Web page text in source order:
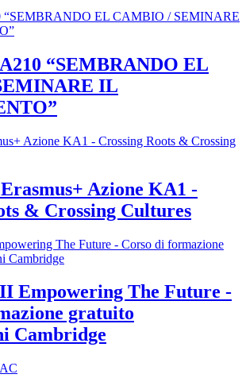
“SEMBRANDO EL
IL
Azione KA1 -
& Crossing Cultures
Empowering The Future -
gratuito
Cambridge